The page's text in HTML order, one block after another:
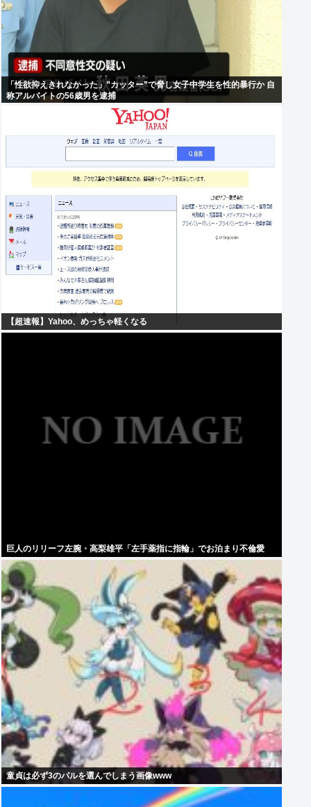
「性欲抑えきれなかった」”カッター”で脅し女子中学生を性的暴行か 自
称アルバイトの56歳男を逮捕
【超速報】Yahoo、めっちゃ軽くなる
巨人のリリーフ左腕・高梨雄平「左手薬指に指輪」でお泊まり不倫愛
童貞は必ず3のパルを選んでしまう画像www